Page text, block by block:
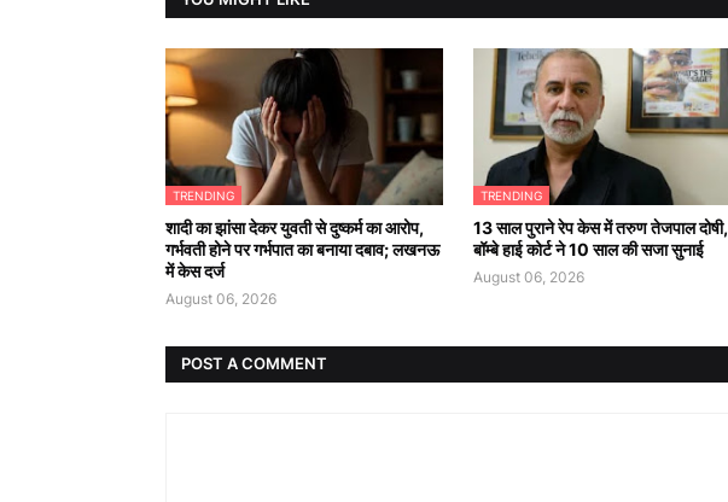
TRENDING
शादी का झांसा देकर युवती से दुष्कर्म का आरोप,
गर्भवती होने पर गर्भपात का बनाया दबाव; लखनऊ
में केस दर्ज
August 06, 2026
TRENDING
13 साल पुराने रेप केस में तरुण तेजपाल दोषी,
बॉम्बे हाई कोर्ट ने 10 साल की सजा सुनाई
August 06, 2026
POST A COMMENT